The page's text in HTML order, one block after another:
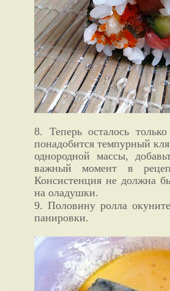
8. Теперь осталось
понадобится темпурный
однородной массы,
важный момент в
Консистенция не должна
на оладушки.
9. Половину ролла
панировки.